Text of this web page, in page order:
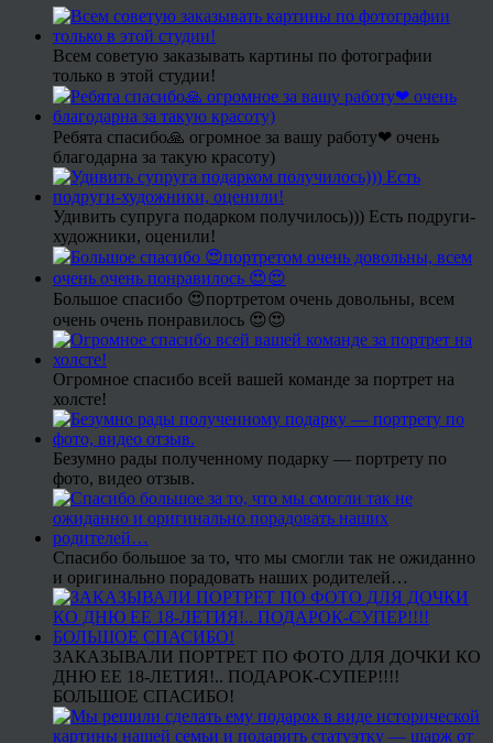
Всем советую заказывать картины по фотографии
только в этой студии!
Ребята спасибо🙏 огромное за вашу работу❤ очень
благодарна за такую красоту)
Удивить супруга подарком получилось))) Есть подруги-
художники, оценили!
Большое спасибо 😍портретом очень довольны, всем
очень очень понравилось 😍😍
Огромное спасибо всей вашей команде за портрет на
холсте!
Безумно рады полученному подарку — портрету по
фото, видео отзыв.
Спасибо большое за то, что мы смогли так не ожиданно
и оригинально порадовать наших родителей…
ЗАКАЗЫВАЛИ ПОРТРЕТ ПО ФОТО ДЛЯ ДОЧКИ КО
ДНЮ ЕЕ 18-ЛЕТИЯ!.. ПОДАРОК-СУПЕР!!!!
БОЛЬШОЕ СПАСИБО!